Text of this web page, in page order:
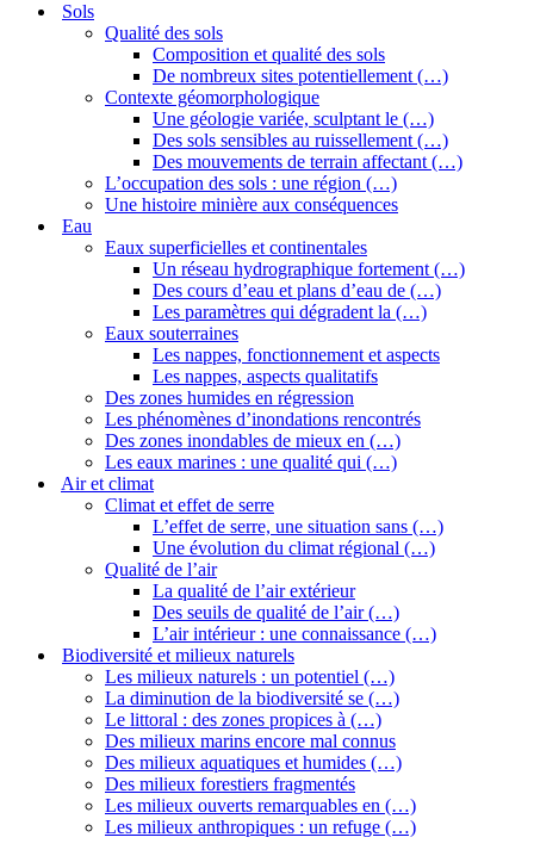
Sols
Qualité des sols
Composition et qualité des sols
De nombreux sites potentiellement (…)
Contexte géomorphologique
Une géologie variée, sculptant le (…)
Des sols sensibles au ruissellement (…)
Des mouvements de terrain affectant (…)
L’occupation des sols : une région (…)
Une histoire minière aux conséquences
Eau
Eaux superficielles et continentales
Un réseau hydrographique fortement (…)
Des cours d’eau et plans d’eau de (…)
Les paramètres qui dégradent la (…)
Eaux souterraines
Les nappes, fonctionnement et aspects
Les nappes, aspects qualitatifs
Des zones humides en régression
Les phénomènes d’inondations rencontrés
Des zones inondables de mieux en (…)
Les eaux marines : une qualité qui (…)
Air et climat
Climat et effet de serre
L’effet de serre, une situation sans (…)
Une évolution du climat régional (…)
Qualité de l’air
La qualité de l’air extérieur
Des seuils de qualité de l’air (…)
L’air intérieur : une connaissance (…)
Biodiversité et milieux naturels
Les milieux naturels : un potentiel (…)
La diminution de la biodiversité se (…)
Le littoral : des zones propices à (…)
Des milieux marins encore mal connus
Des milieux aquatiques et humides (…)
Des milieux forestiers fragmentés
Les milieux ouverts remarquables en (…)
Les milieux anthropiques : un refuge (…)